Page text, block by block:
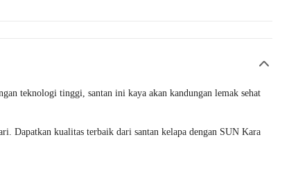
teknologi tinggi, santan ini kaya akan kandungan lemak sehat
Dapatkan kualitas terbaik dari santan kelapa dengan SUN Kara